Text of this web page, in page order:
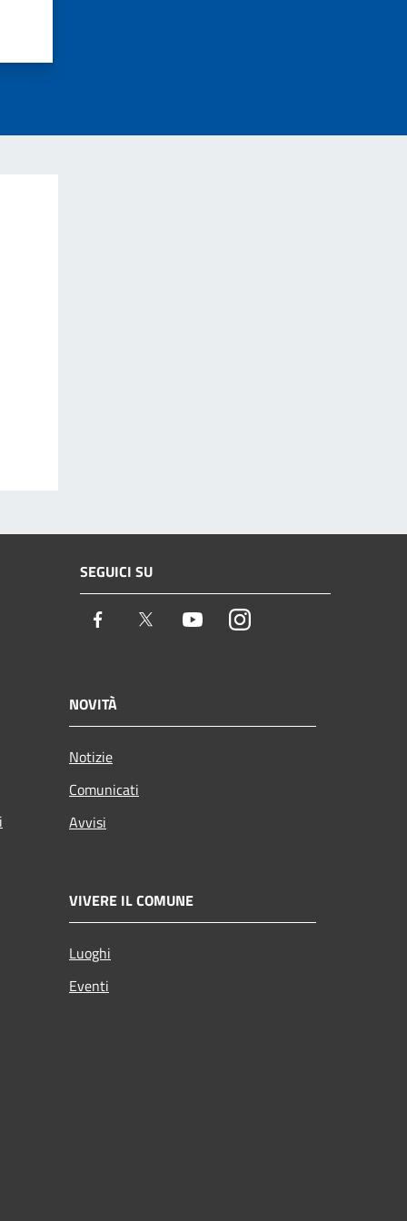
SEGUICI SU
Facebook Twitter YoutubeInstagram
NOVITÀ
Notizie
Comunicati
Avvisi
VIVERE IL COMUNE
Luoghi
Eventi